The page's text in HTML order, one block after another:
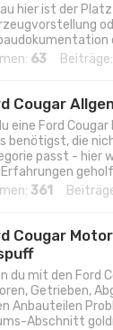
hier ist der
63 Beiträge:
Cougar
eine Ford
benötigst, die
passt - hier
361
Cougar
du mit den Ford
Getrieben,
Anbauteilen
Abschnitt